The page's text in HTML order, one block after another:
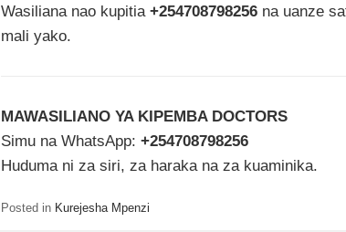
Wasiliana nao kupitia +254708798256 na uanze
mali yako.
MAWASILIANO YA KIPEMBA DOCTORS
Simu na WhatsApp: +254708798256
Huduma ni za siri, za haraka na za kuaminika.
Posted in Kurejesha Mpenzi